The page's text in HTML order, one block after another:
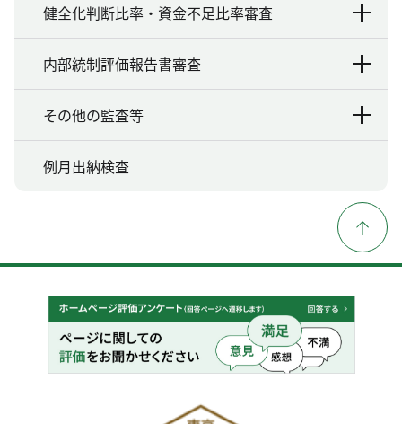
健全化判断比率・資金不足比率審査
内部統制評価報告書審査
その他の監査等
例月出納検査